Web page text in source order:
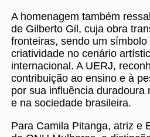
A homenagem também
de Gilberto Gil, cuja obra
fronteiras, sendo um
criatividade no cenário
internacional. A UERJ,
contribuição ao ensino e à
por sua influência duradoura
e na sociedade brasileira.
Para Camila Pitanga, atriz e